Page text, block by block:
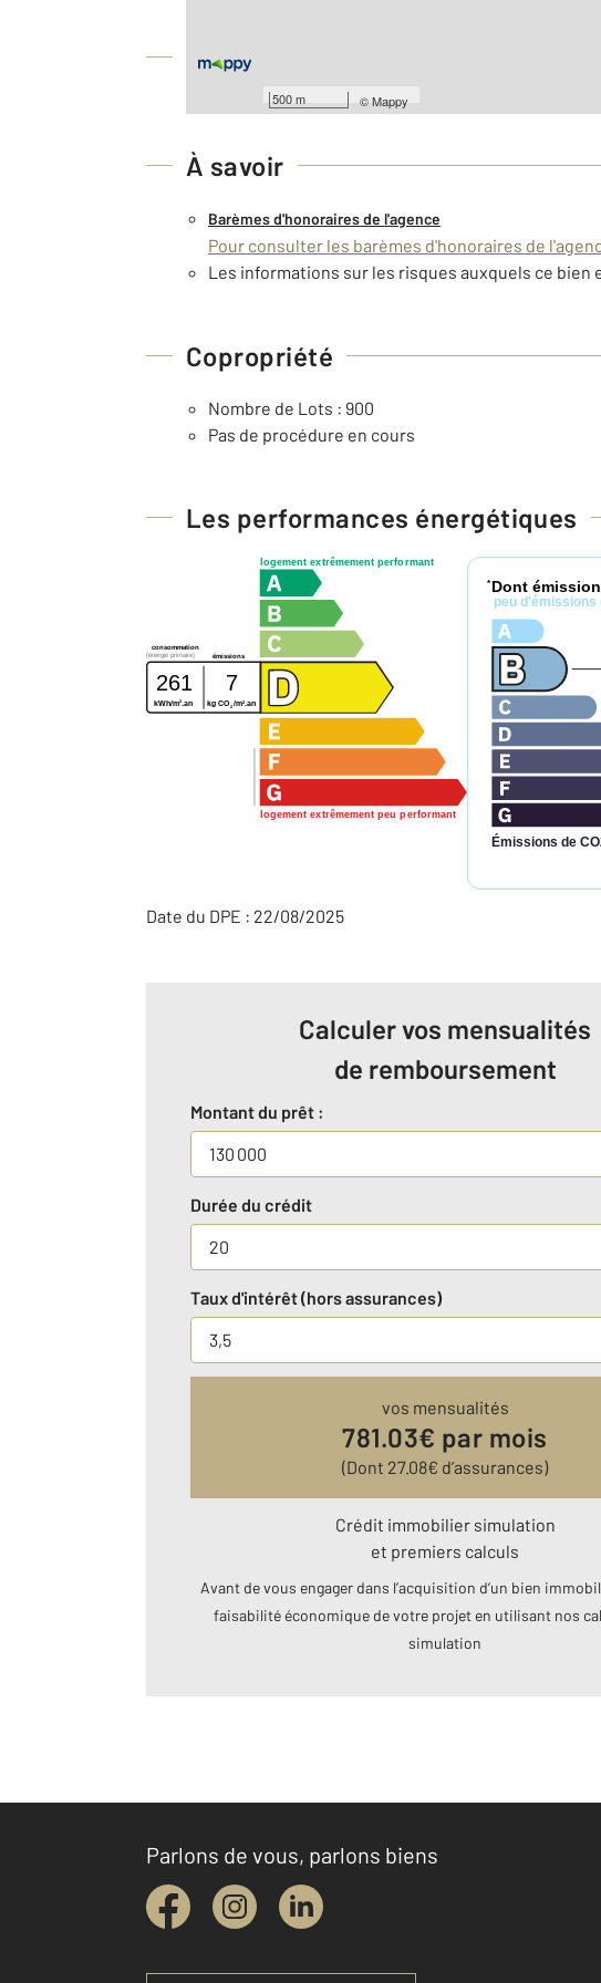
500 m ©Mappy
Équipements
À savoir
Barèmes d'honoraires de l'agence
Pour consulter les barèmes d'honoraires de
Les informations sur les risques auxquels ce
Copropriété
Nombre de Lots : 900
Pas de procédure en cours
Les performances énergétiques
logement extrêmement performant
logement extrêmement peu performant
consommation
émissions
(énergie primaire)
261 7
kWh/m2 .an kg CO2 /m2 .an
* Dont
peu d'émissions
Émissions de
Date du DPE : 22/08/2025
Calculer vos mensualités
de remboursement
Montant du prêt :
Durée du crédit
Taux d'intérêt (hors assurances)
vos mensualités
781.03€ par mois
(Dont 27.08€ d’assurances)
Crédit immobilier simulation
et premiers calculs
Avant de vous engager dans l’acquisition d’un bien
faisabilité économique de votre projet en utilisant nos
simulation
Parlons de vous, parlons biens